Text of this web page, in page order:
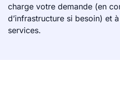
charge votre demande (en
d’infrastructure si besoin) et
services.